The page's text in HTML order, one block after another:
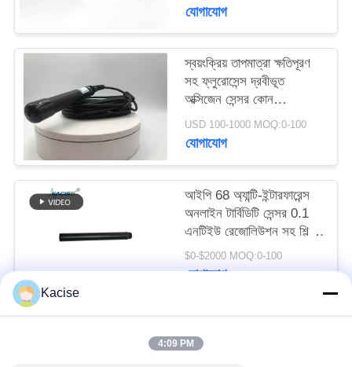
উদ্ধৃতির
জন্য
সাইট
ম্যাপ
গোপনীয়তা
যোগাযোগ
স্বয়ংক্রিয় তাপমাত্রা ক্ষতিপূরণ
সহ ফ্লুরোসেন্স দ্রবীভূত
অক্সিজেন সেন্সর কোন
ইলেক্ট্রোলাইট প্রয়োজন এবং
RS485 আউটপুট
USD 100-1000 MOQ:0-100
যোগাযোগ
আইপি 68 অ্যান্টি-ইন্টারফারেন্স
অনলাইন টার্বিডিটি সেন্সর 0.1
এনটিইউ রেজোলিউশন সহ শিল্প
জল মানের পর্যবেক্ষণের জন্য
$0-$2000 MOQ:0-100
যোগাযোগ
Kacise
4:09 PM